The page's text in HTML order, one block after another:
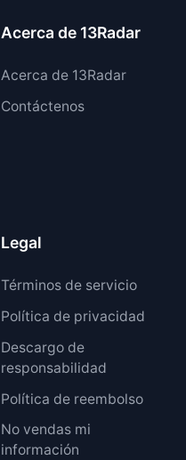
Acerca de 13Radar
Acerca de 13Radar
Contáctenos
Legal
Términos de servicio
Política de privacidad
Descargo de
responsabilidad
Política de reembolso
No vendas mi
información